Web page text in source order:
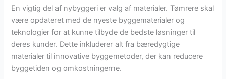
En vigtig del af nybyggeri er valg af materialer. Tømrere skal
være opdateret med de nyeste byggematerialer og
teknologier for at kunne tilbyde de bedste løsninger til
deres kunder. Dette inkluderer alt fra bæredygtige
materialer til innovative byggemetoder, der kan reducere
byggetiden og omkostningerne.